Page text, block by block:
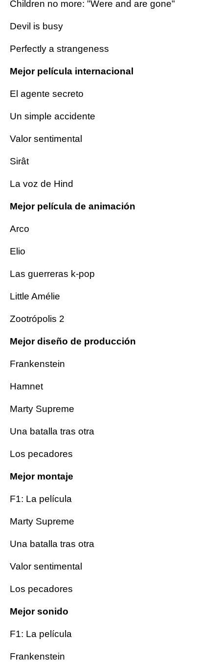
Children no more: "Were and are gone"
Devil is busy
Perfectly a strangeness
Mejor película internacional
El agente secreto
Un simple accidente
Valor sentimental
Sirât
La voz de Hind
Mejor película de animación
Arco
Elio
Las guerreras k-pop
Little Amélie
Zootrópolis 2
Mejor diseño de producción
Frankenstein
Hamnet
Marty Supreme
Una batalla tras otra
Los pecadores
Mejor montaje
F1: La película
Marty Supreme
Una batalla tras otra
Valor sentimental
Los pecadores
Mejor sonido
F1: La película
Frankenstein